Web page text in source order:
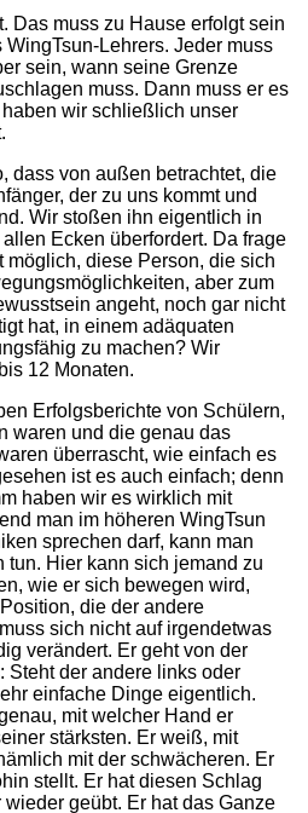
Das muss zu Hause erfolgt sein
Lehrers. Jeder muss
sein, wann seine Grenze
muss. Dann muss er es
wir schließlich unser
dass von außen betrachtet, die
der zu uns kommt und
Wir stoßen ihn eigentlich in
Ecken überfordert. Da frage
möglich, diese Person, die sich
aber zum
angeht, noch gar nicht
hat, in einem adäquaten
zu machen? Wir
12 Monaten.
Erfolgsberichte von Schülern,
waren und die genau das
überrascht, wie einfach es
ist es auch einfach; denn
haben wir es wirklich mit
man im höheren WingTsun
sprechen darf, kann man
tun. Hier kann sich jemand zu
wie er sich bewegen wird,
die der andere
sich nicht auf irgendetwas
verändert. Er geht von der
Steht der andere links oder
einfache Dinge eigentlich.
mit welcher Hand er
stärksten. Er weiß, mit
mit der schwächeren. Er
stellt. Er hat diesen Schlag
geübt. Er hat das Ganze